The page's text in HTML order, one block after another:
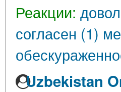
Реакции:
согласен (1)
Uzbekistan